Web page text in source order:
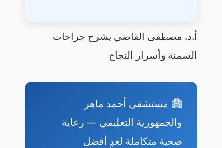
أ.د. مصطفى القاضي يشرح جراحات
السمنة وأسرار النجاح
مستشفى أحمد ماهر
والجمهورية التعليمي — رعاية
صحية متكاملة لغدٍ أفضل